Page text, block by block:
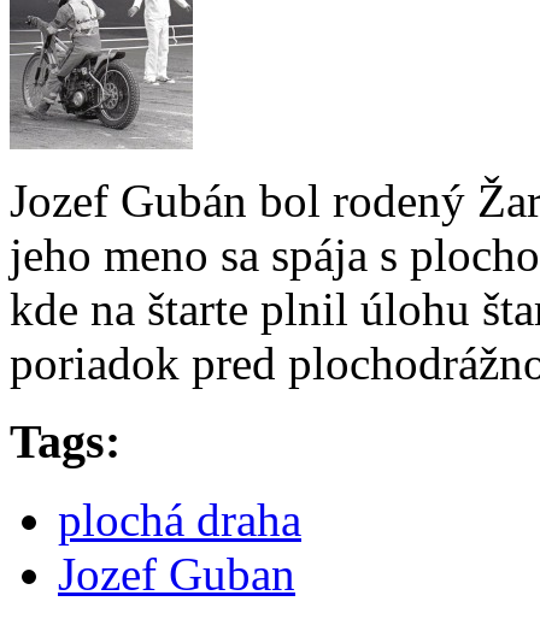
Jozef Gubán bol rodený
jeho meno sa spája s
kde na štarte plnil úlohu
poriadok pred
Tags:
plochá draha
Jozef Guban